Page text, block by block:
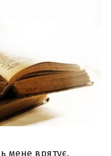
мене врятує.